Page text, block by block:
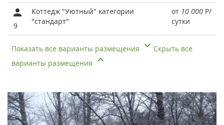
9
Коттедж "Уютный" категории
"стандарт"
от 10 000 Р/
сутки
Показать все варианты размещения
Скрыть все
варианты размещения